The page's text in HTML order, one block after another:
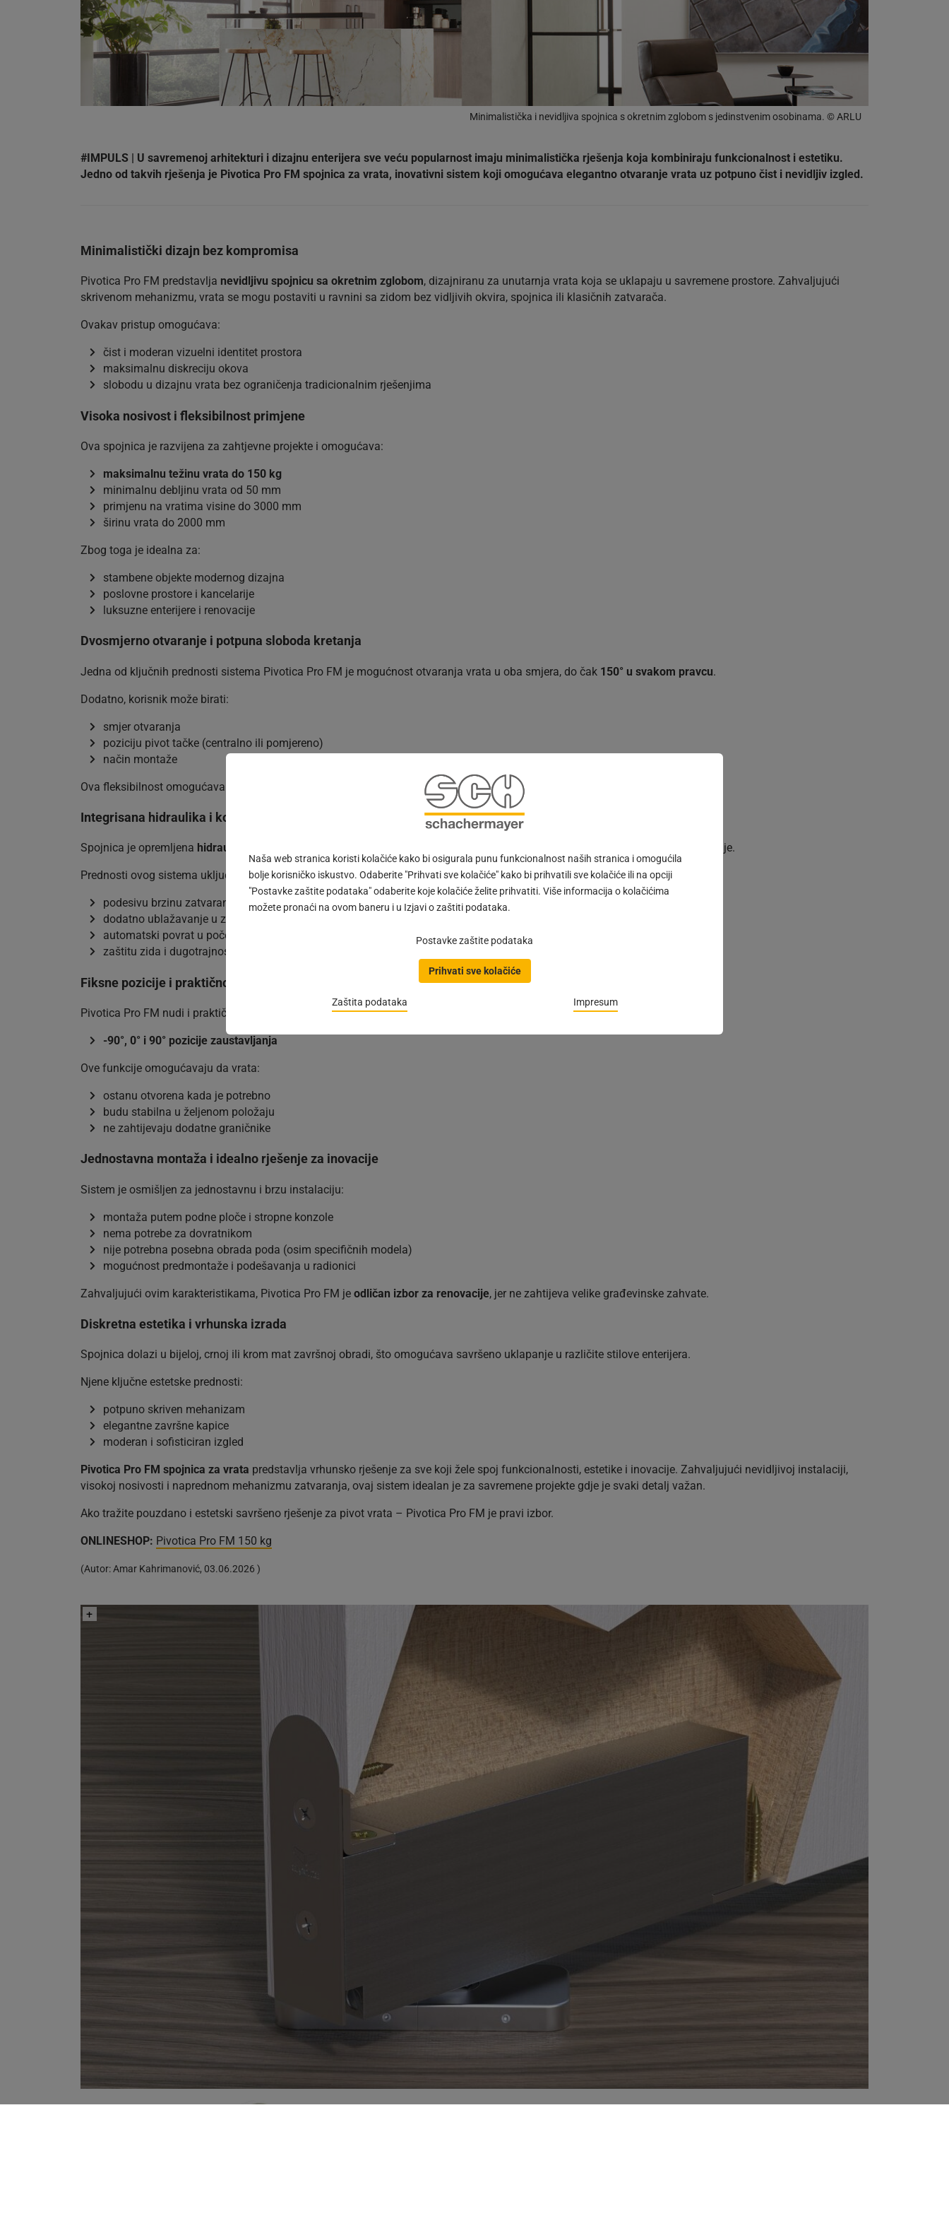
Naša web stranica koristi kolačiće kako bi osigurala punu funkcionalnost naših stranica i omogućila
bolje korisničko iskustvo. Odaberite "Prihvati sve kolačiće" kako bi prihvatili sve kolačiće ili na opciji
"Postavke zaštite podataka" odaberite koje kolačiće želite prihvatiti. Više informacija o kolačićima
možete pronaći na ovom baneru i u Izjavi o zaštiti podataka.
Postavke zaštite podataka
Prihvati sve kolačiće
Zaštita podataka Impresum
Minimalistička i nevidljiva spojnica s okretnim zglobom s jedinstvenim osobinama. © ARLU
#IMPULS | U savremenoj arhitekturi i dizajnu enterijera sve veću popularnost imaju minimalistička rješenja koja kombiniraju funkcionalnost i estetiku.
Jedno od takvih rješenja je Pivotica Pro FM spojnica za vrata, inovativni sistem koji omogućava elegantno otvaranje vrata uz potpuno čist i nevidljiv izgled.
Minimalistički dizajn bez kompromisa
Pivotica Pro FM predstavlja nevidljivu spojnicu sa okretnim zglobom, dizajniranu za unutarnja vrata koja se uklapaju u savremene prostore. Zahvaljujući
skrivenom mehanizmu, vrata se mogu postaviti u ravnini sa zidom bez vidljivih okvira, spojnica ili klasičnih zatvarača.
Ovakav pristup omogućava:
čist i moderan vizuelni identitet prostora
maksimalnu diskreciju okova
slobodu u dizajnu vrata bez ograničenja tradicionalnim rješenjima
Visoka nosivost i fleksibilnost primjene
Ova spojnica je razvijena za zahtjevne projekte i omogućava:
maksimalnu težinu vrata do 150 kg
minimalnu debljinu vrata od 50 mm
primjenu na vratima visine do 3000 mm
širinu vrata do 2000 mm
Zbog toga je idealna za:
stambene objekte modernog dizajna
poslovne prostore i kancelarije
luksuzne enterijere i renovacije
Dvosmjerno otvaranje i potpuna sloboda kretanja
Jedna od ključnih prednosti sistema Pivotica Pro FM je mogućnost otvaranja vrata u oba smjera, do čak 150° u svakom pravcu.
Dodatno, korisnik može birati:
smjer otvaranja
poziciju pivot tačke (centralno ili pomjereno)
način montaže
Ova fleksibilnost omogućava potpunu prilagodbu svakom prostoru i konceptu uređenja.
Integrisana hidraulika i kontrola zatvaranja
Spojnica je opremljena hidrauličkim sistemom zatvaranja ugrađenim u donji dio vrata, koji osigurava tiho i kontrolisano zatvaranje.
Prednosti ovog sistema uključuju:
podesivu brzinu zatvaranja (od 150° do 10°)
dodatno ublažavanje u završnoj fazi (10° do 0°)
automatski povrat u početni položaj
zaštitu zida i dugotrajnost mehanizma
Fiksne pozicije i praktičnost korištenja
Pivotica Pro FM nudi i praktične opcije fiksiranja vrata:
-90°, 0° i 90° pozicije zaustavljanja
Ove funkcije omogućavaju da vrata:
ostanu otvorena kada je potrebno
budu stabilna u željenom položaju
ne zahtijevaju dodatne graničnike
Jednostavna montaža i idealno rješenje za inovacije
Sistem je osmišljen za jednostavnu i brzu instalaciju:
montaža putem podne ploče i stropne konzole
nema potrebe za dovratnikom
nije potrebna posebna obrada poda (osim specifičnih modela)
mogućnost predmontaže i podešavanja u radionici
Zahvaljujući ovim karakteristikama, Pivotica Pro FM je odličan izbor za renovacije, jer ne zahtijeva velike građevinske zahvate.
Diskretna estetika i vrhunska izrada
Spojnica dolazi u bijeloj, crnoj ili krom mat završnoj obradi, što omogućava savršeno uklapanje u različite stilove enterijera.
Njene ključne estetske prednosti:
potpuno skriven mehanizam
elegantne završne kapice
moderan i sofisticiran izgled
Pivotica Pro FM spojnica za vrata predstavlja vrhunsko rješenje za sve koji žele spoj funkcionalnosti, estetike i inovacije. Zahvaljujući nevidljivoj instalaciji,
visokoj nosivosti i naprednom mehanizmu zatvaranja, ovaj sistem idealan je za savremene projekte gdje je svaki detalj važan.
Ako tražite pouzdano i estetski savršeno rješenje za pivot vrata – Pivotica Pro FM je pravi izbor.
ONLINESHOP: Pivotica Pro FM 150 kg
(Autor:Amar Kahrimanović, 03.06.2026 )